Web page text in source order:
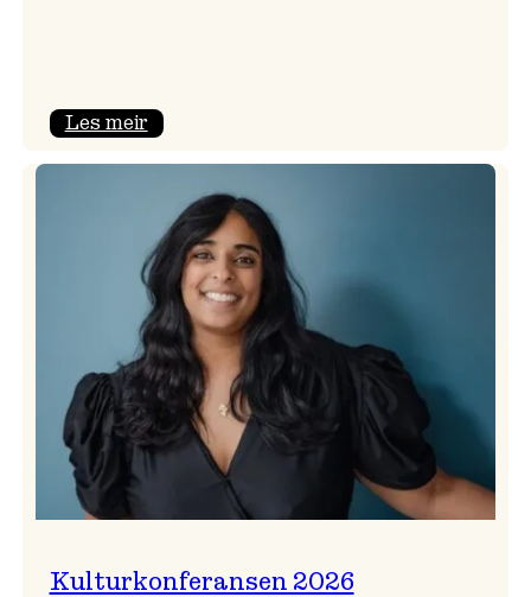
Les meir:
tilbake!
Kulturkonferansen 2026